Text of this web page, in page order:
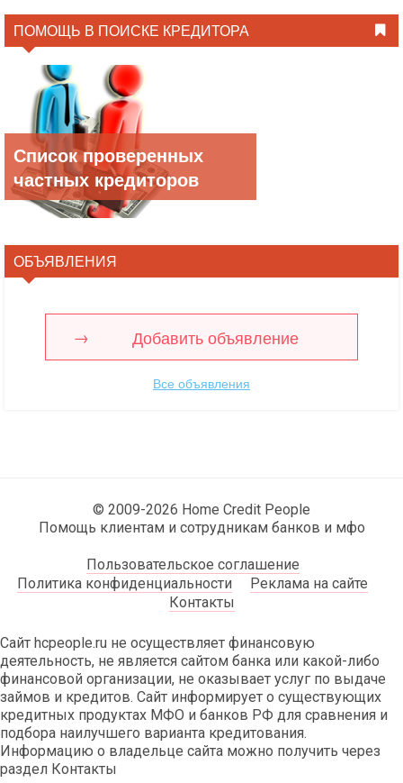
ПОМОЩЬ В ПОИСКЕ КРЕДИТОРА
Список проверенных
частных кредиторов
ОБЪЯВЛЕНИЯ
Добавить объявление
Все объявления
© 2009-2026 Home Credit People
Помощь клиентам и сотрудникам банков и мфо
Пользовательское соглашение
Политика конфиденциальности
Реклама на сайте
Контакты
Сайт hcpeople.ru не осуществляет финансовую
деятельность, не является сайтом банка или какой-либо
финансовой организации, не оказывает услуг по выдаче
займов и кредитов. Сайт информирует о существующих
кредитных продуктах МФО и банков РФ для сравнения и
подбора наилучшего варианта кредитования.
Информацию о владельце сайта можно получить через
раздел Контакты